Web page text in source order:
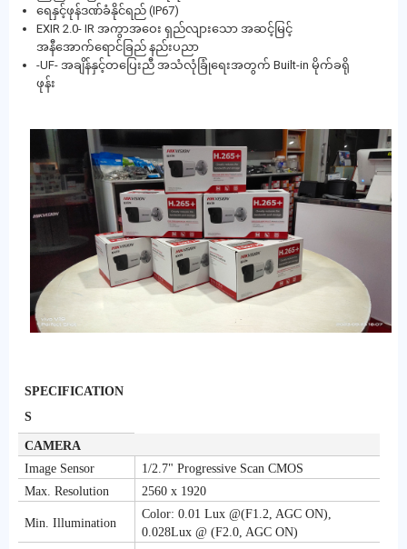
ရေနှင့်ဖုန်ဒဏ်ခံနိုင်ရည် (IP67)
EXIR 2.0- IR အကွာအဝေး ရှည်လျားသော အဆင့်မြင့်
အနီအောက်ရောင်ခြည် နည်းပညာ
-UF- အချိန်နှင့်တပြေးညီ အသံလုံခြုံရေးအတွက် Built-in မိုက်ခရို
ဖုန်း
SPECIFICATION
S
CAMERA
Image Sensor
1/2.7" Progressive Scan CMOS
Max. Resolution
2560 x 1920
Min. Illumination
Color: 0.01 Lux @(F1.2, AGC ON),
0.028Lux @ (F2.0, AGC ON)